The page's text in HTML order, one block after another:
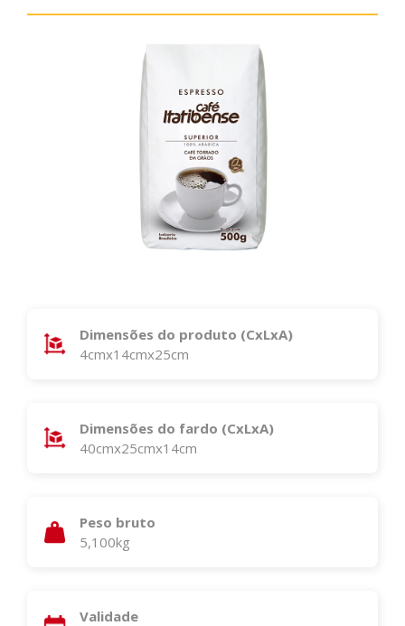
Dimensões do produto (CxLxA)
4cmx14cmx25cm
Dimensões do fardo (CxLxA)
40cmx25cmx14cm
Peso bruto
5,100kg
Validade